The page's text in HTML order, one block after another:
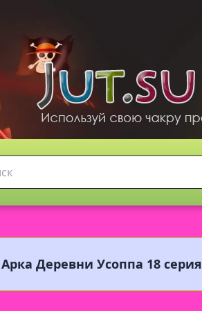
Деревни Усоппа 18 серия